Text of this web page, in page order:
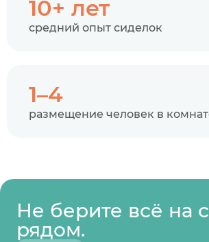
10+ лет
средний опыт сиделок
1–4
размещение человек в
Не берите всё на
рядом.